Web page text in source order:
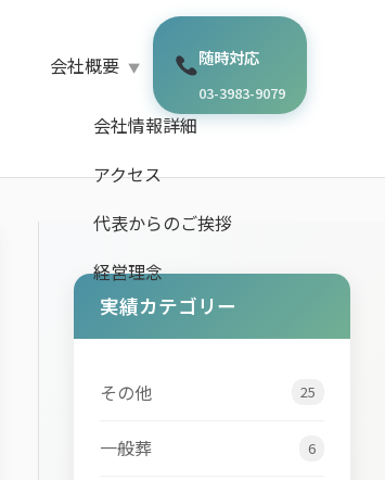
会社概要
会社情報詳細
アクセス
代表からのご挨拶
経営理念
随時対応
03-3983-9079
実績カテゴリー
その他 25
一般葬 6